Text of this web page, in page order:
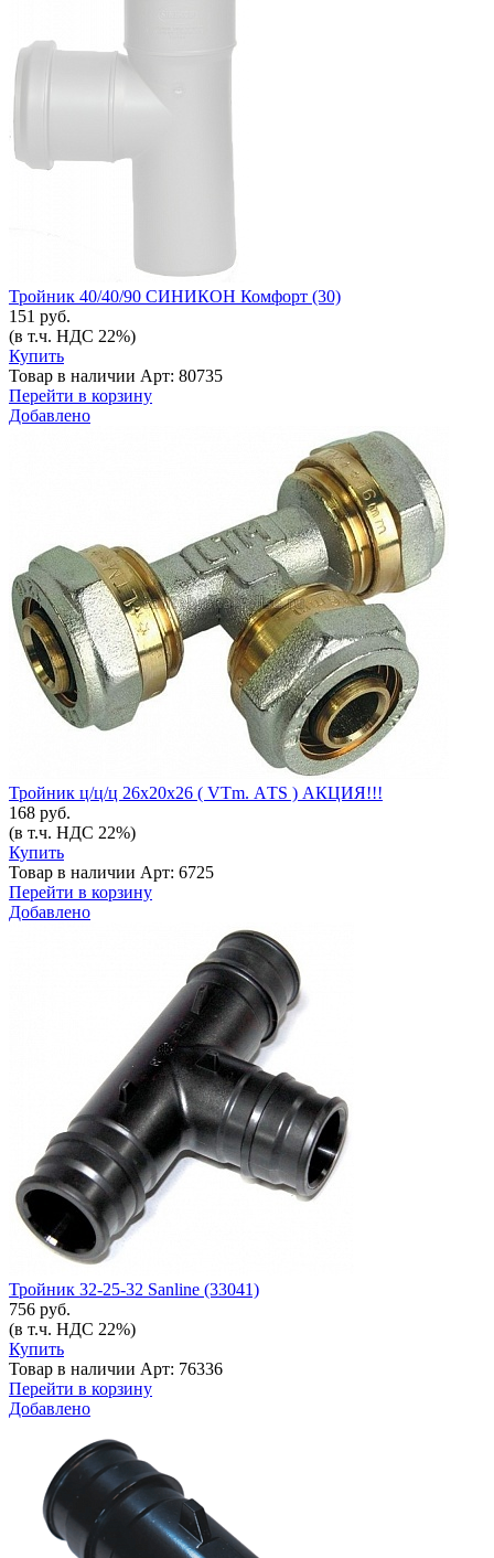
Тройник 40/40/90 СИНИКОН Комфорт (30)
151 руб.
(в т.ч. НДС 22%)
Купить
Товар в наличии Арт: 80735
Перейти в корзину
Добавлено
Тройник ц/ц/ц 26х20х26 ( VTm. АTS ) АКЦИЯ!!!
168 руб.
(в т.ч. НДС 22%)
Купить
Товар в наличии Арт: 6725
Перейти в корзину
Добавлено
Тройник 32-25-32 Sanline (33041)
756 руб.
(в т.ч. НДС 22%)
Купить
Товар в наличии Арт: 76336
Перейти в корзину
Добавлено